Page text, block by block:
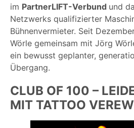
im PartnerLIFT-Verbund und
Netzwerks qualifizierter
Bühnenvermieter. Seit
Wörle gemeinsam mit Jörg
ein bewusst geplanter,
Übergang.
CLUB OF 100 –
MIT TATTOO